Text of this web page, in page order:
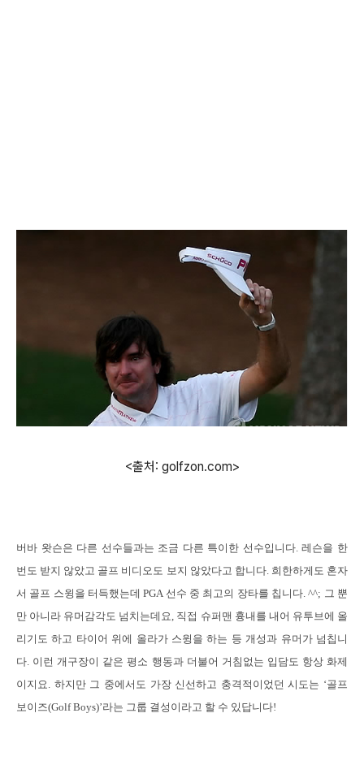
<출처: golfzon.com>
버바 왓슨은 다른 선수들과는 조금 다른 특이한 선수입니다.레슨을 한
번도 받지 않았고 골프 비디오도 보지 않았다고 합니다. 희한하게도 혼자
서 골프 스윙을 터득했는데 PGA 선수 중 최고의 장타를 칩니다 . ^^; 그 뿐
만 아니라 유머감각도 넘치는데요 직접 슈퍼맨 흉내를 내어 유투브에 올
리기도 하고 타이어 위에 올라가 스윙을 하는 등 개성과 유머가 넘칩니
다 이런 개구장이 같은 평소 행동과 더불어 거침없는 입담도 항상 화제
이지요
하지만 그 중에서도 가장 신선하고 충격적이었던 시도는 ‘골프
보이즈(Golf Boys)’라는 그룹 결성이라고 할 수 있답니다!